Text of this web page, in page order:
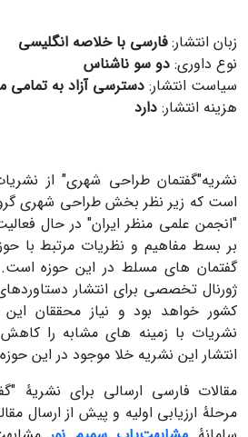
زبان انتشار:فارسی با خلاصه انگلیسی
نوع داوری: دو سو ناشناس
سیاست انتشار: دسترسی آزاد به تمامی
هزینه انتشار: دارد
نشریه"گفتمان طراحی شهری" از
است که زیر نظر بخش طراحی شهری
"انجمن علمی منظر ایران" در حال
بر بسط مفاهیم و نظریات مرتبط با
گفتمان های مسلط در این حوزه است.
ژورنال تخصصی برای انتشار
کشور خواهد بود و نیاز محققان
نشریات با زمینه های مشابه را
انتشار این نشریه خلا موجود در این
مقالات فارسی ارسالی برای نشریۀ
مرحلۀ ارزیابی اولیه و پیش از ارسال